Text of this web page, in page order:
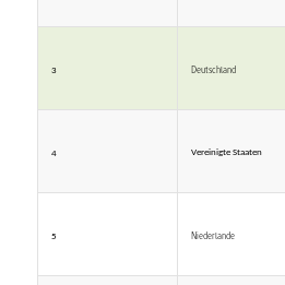
3 Deutschland
4 Vereinigte Staaten
5 Niederlande